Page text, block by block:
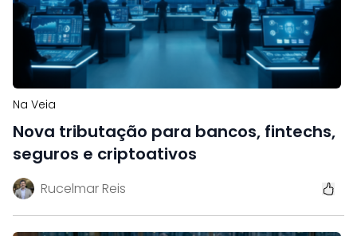
Na Veia
Nova tributação para bancos, fintechs,
seguros e criptoativos
Rucelmar Reis